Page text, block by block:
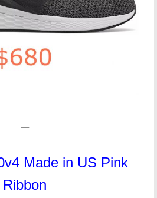
–
Made in US Pink
Ribbon